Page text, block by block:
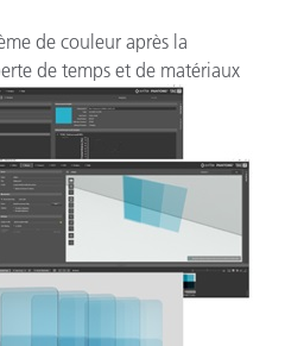
de couleur après la
de temps et de matériaux